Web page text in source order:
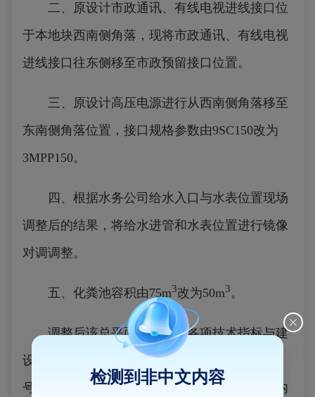
二、原设计市政通讯、有线电视进线接口位
于本地块西南侧角落，现将市政通讯、有线电视
进线接口往东侧移至市政预留接口位置。
三、原设计高压电源进行从西南侧角落移至
东南侧角落位置，接口规格参数由9SC150改为
3MPP150。
四、根据水务公司给水入口与水表位置现场
调整后的结果，将给水进管和水表位置进行镜像
对调调整。
五、化粪池容积由75m3改为50m3。
调整后该总平面规划方案各项技术指标与建
设工程规划许可证（建字第350121202300081
号）各项规划技术指标均保持不变。以上调整内
检测到非中文内容